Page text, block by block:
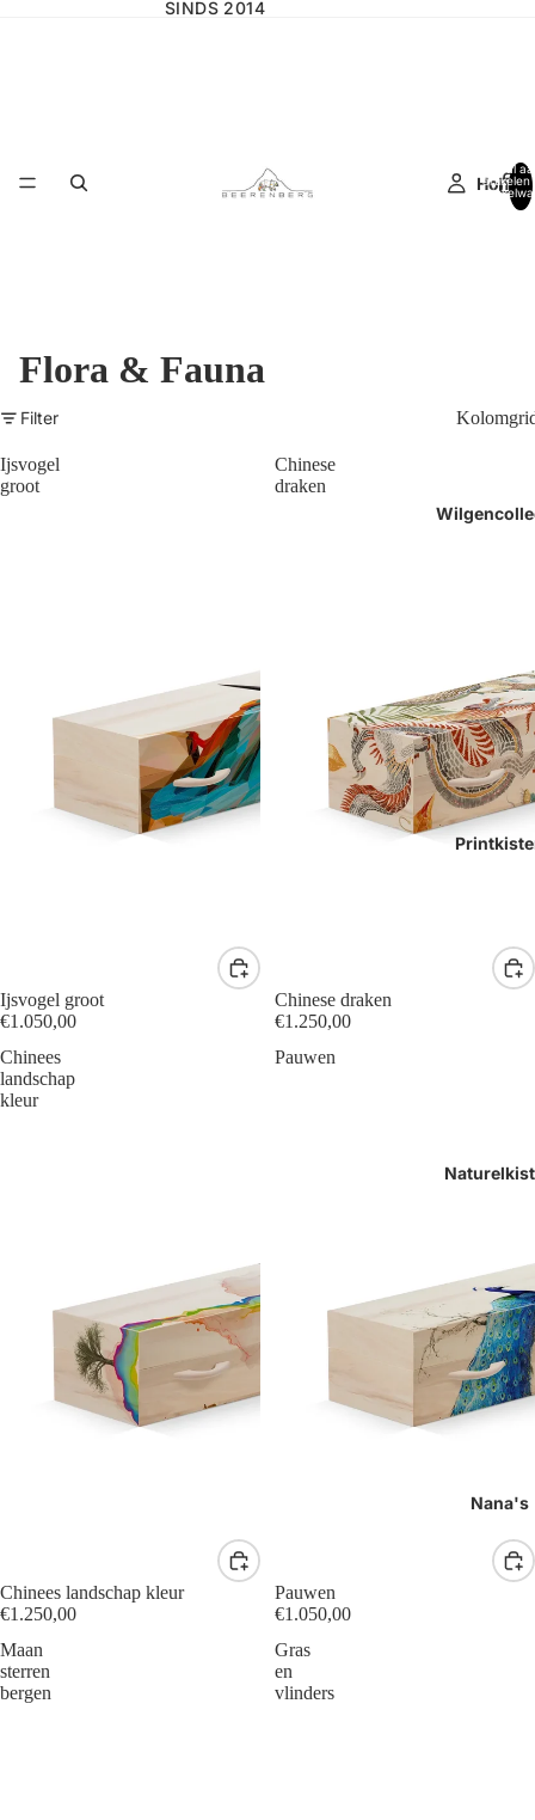
SINDS 2014
Home
Nana's
Totaal
artikelen
Flora & Fauna
Filter
Ijsvogel
groot
Ijsvogel groot
€1.050,00
Chinese
draken
Chinese draken
€1.250,00
Chinees
landschap
kleur
Chinees landschap kleur
€1.250,00
Pauwen
Pauwen
€1.050,00
Maan
sterren
bergen
Gras
en
vlinders